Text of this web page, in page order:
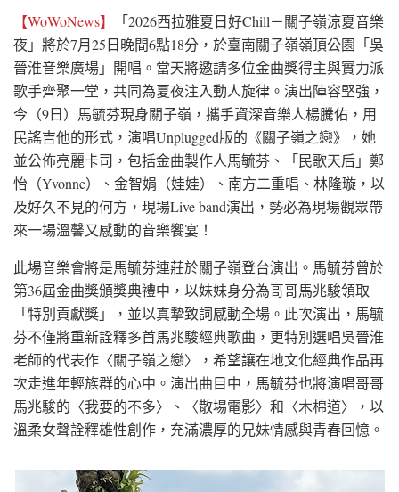
【WoWoNews】
「2026西拉雅夏日好Chill－關子嶺涼夏音樂
夜」將於7月25日晚間6點18分，於臺南關子嶺嶺頂公園「吳
晉淮音樂廣場」開唱。當天將邀請多位金曲獎得主與實力派
歌手齊聚一堂，共同為夏夜注入動人旋律。演出陣容堅強，
今（9日）馬毓芬現身關子嶺，攜手資深音樂人楊騰佑，用
民謠吉他的形式，演唱Unplugged版的《關子嶺之戀》，她
並公佈亮麗卡司，包括金曲製作人馬毓芬、「民歌天后」鄭
怡（Yvonne）、金智娟（娃娃）、南方二重唱、林隆璇，以
及好久不見的何方，現場Live band演出，勢必為現場觀眾帶
來一場溫馨又感動的音樂饗宴！
此場音樂會將是馬毓芬連莊於關子嶺登台演出。馬毓芬曾於
第36屆金曲獎頒獎典禮中，以妹妹身分為哥哥馬兆駿領取
「特別貢獻獎」，並以真摯致詞感動全場。此次演出，馬毓
芬不僅將重新詮釋多首馬兆駿經典歌曲，更特別選唱吳晉淮
老師的代表作〈關子嶺之戀〉，希望讓在地文化經典作品再
次走進年輕族群的心中。演出曲目中，馬毓芬也將演唱哥哥
馬兆駿的〈我要的不多〉、〈散場電影〉和〈木棉道〉，以
溫柔女聲詮釋雄性創作，充滿濃厚的兄妹情感與青春回憶。